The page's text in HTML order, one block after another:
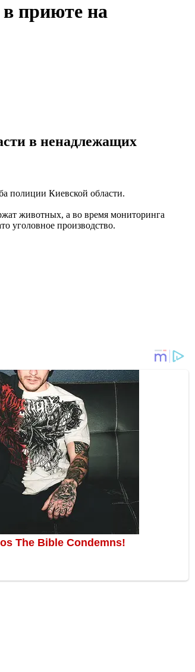
приюте на
в ненадлежащих
полиции Киевской области.
животных, а во время мониторинга
уголовное производство.